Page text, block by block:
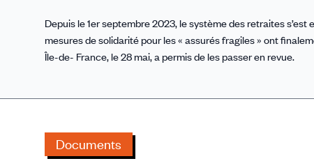
Depuis le 1er septembre 2023, le système des retraites
mesures de solidarité pour les « assurés fragiles » ont
Île-de- France, le 28 mai, a permis de les passer en revue.
Documents